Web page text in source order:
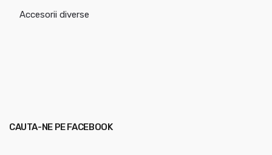
Accesorii diverse
CAUTA-NE PE FACEBOOK